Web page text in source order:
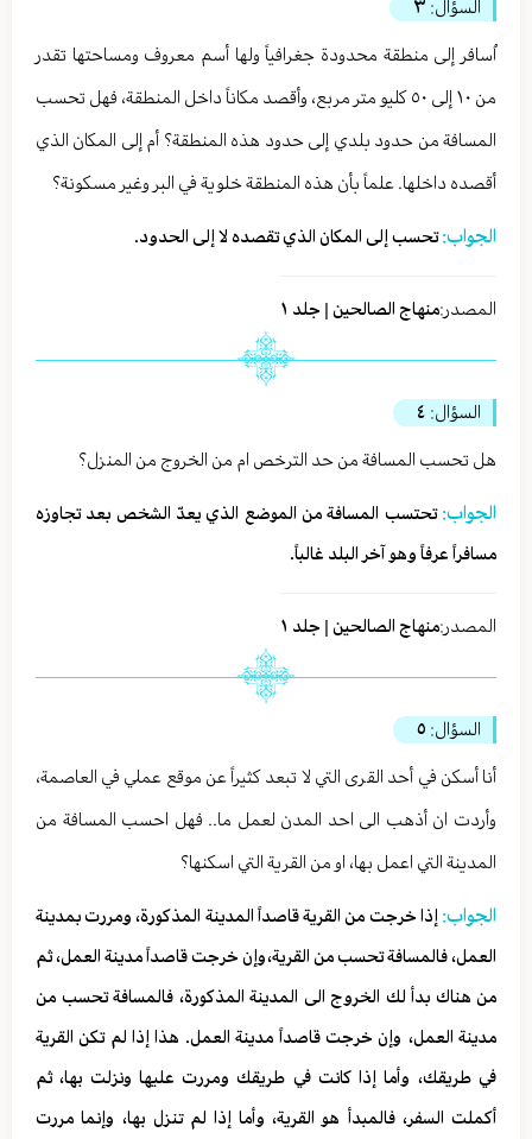
السؤال: ٣
اُسافر إلى منطقة محدودة جغرافياً ولها أسم معروف ومساحتها تقدر
من ١٠ إلى ٥٠ كليو متر مربع، وأقصد مكاناً داخل المنطقة، فهل تحسب
المسافة من حدود بلدي إلى حدود هذه المنطقة؟ أم إلى المكان الذي
أقصده داخلها. علماً بأن هذه المنطقة خلوية في البر وغير مسكونة؟
الجواب:تحسب إلى المكان الذي تقصده لا إلى الحدود.
المصدر:منهاج الصالحين | جلد ١
السؤال: ٤
هل تحسب المسافة من حد الترخص ام من الخروج من المنزل؟
الجواب:تحتسب المسافة من الموضع الذي يعدّ الشخص بعد تجاوزه
مسافراً عرفاً وهو آخر البلد غالباً.
المصدر:منهاج الصالحين | جلد ١
السؤال: ٥
أنا أسكن في أحد القرى التي لا تبعد كثيراً عن موقع عملي في العاصمة،
وأردت ان أذهب الى احد المدن لعمل ما.. فهل احسب المسافة من
المدينة التي اعمل بها، او من القرية التي اسكنها؟
الجواب: إذا خرجت من القرية قاصداً المدينة المذكورة، ومررت بمدينة
العمل، فالمسافة تحسب من القرية،وإن خرجت قاصداً مدينة العمل، ثم
من هناك بدأ لك الخروج الى المدينة المذكورة، فالمسافة تحسب من
مدينة العمل، وإن خرجت قاصداً مدينة العمل. هذا إذا لم تكن القرية
في طريقك، وأما إذا كانت في طريقك ومررت عليها ونزلت بها، ثم
أكملت السفر، فالمبدأ هو القرية، وأما إذا لم تنزل بها، وإنما مررت